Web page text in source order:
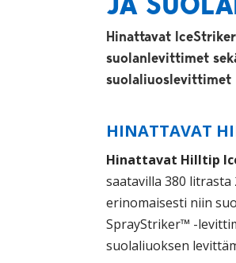
Hinattavat
suolanlevittimet
suolaliuoslevittimet
HINATTAVAT
Hinattavat Hilltip
saatavilla 380
erinomaisesti niin
SprayStriker™ -
suolaliuoksen